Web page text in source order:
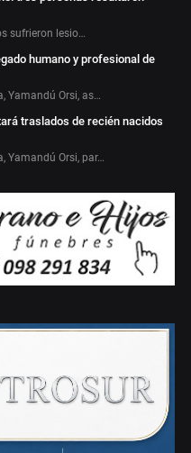
sufrieron lesio…
humano y profesional de
Yamandú Orsi, as…
traslados de recién nacidos
Yamandú Orsi, par…